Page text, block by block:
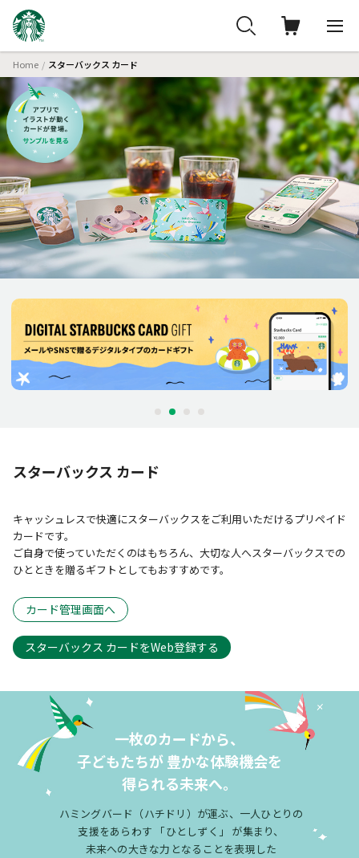
Home スターバックス カード
スターバックス カード
キャッシュレスで快適にスターバックスをご利用いただけるプリペイド
カードです。
ご自身で使っていただくのはもちろん、大切な人へスターバックスでの
ひとときを贈るギフトとしてもおすすめです。
カード管理画面へ
スターバックス カードをWeb登録する
一枚のカードから、
子どもたちが豊かな体験機会を
得られる未来へ。
ハミングバード（ハチドリ）が運ぶ、一人ひとりの
支援をあらわす 「ひとしずく」 が集まり、
未来への大きな力となることを表現した